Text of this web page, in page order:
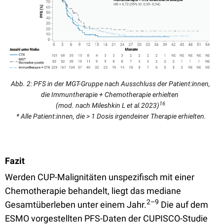
Abb. 2: PFS in der MGT-Gruppe nach Ausschluss der Patient:innen,
die Immuntherapie + Chemotherapie erhielten
(mod. nach Mileshkin L et al.2023)16
* Alle Patient:innen, die > 1 Dosis irgendeiner Therapie erhielten.
Fazit
Werden CUP-Malignitäten unspezifisch mit einer
Chemotherapie behandelt, liegt das mediane
Gesamtüberleben unter einem Jahr.2–9 Die auf dem
ESMO vorgestellten PFS-Daten der CUPISCO-Studie